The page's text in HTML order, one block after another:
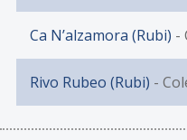
Ca N’alzamora (Rubi) -
Rivo Rubeo (Rubi) -